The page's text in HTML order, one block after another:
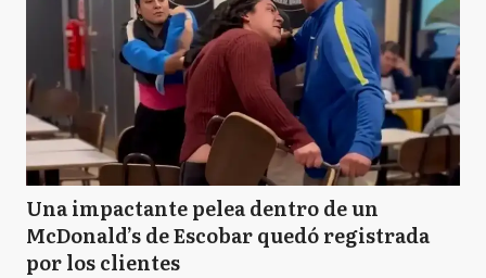
Una impactante pelea dentro de un
McDonald’s de Escobar quedó registrada
por los clientes